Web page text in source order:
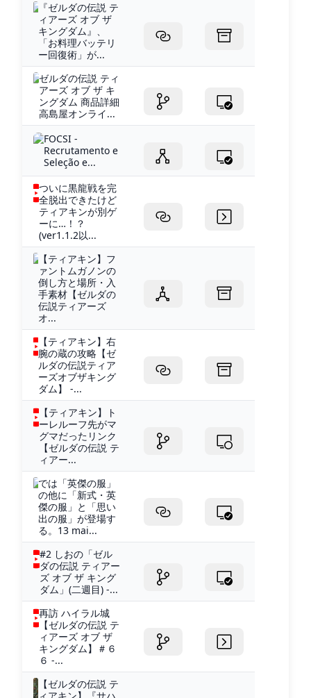
『ゼルダの伝説 テ
ィアーズ オブ ザ
キングダム』、
「お料理バッテリ
ー回復術」が...
ゼルダの伝説 ティ
アーズ オブ ザ キ
ングダム 商品詳細
高島屋オンライ...
FOCSI -
Recrutamento e
Seleção e...
ついに黒龍戦を完
全脱出できたけど
ティアキンが別ゲ
ーに…！？
(ver1.1.2以...
【ティアキン】フ
ァントムガノンの
倒し方と場所・入
手素材【ゼルダの
伝説ティアーズ
オ...
【ティアキン】右
腕の蔵の攻略【ゼ
ルダの伝説ティア
ーズオブザキング
ダム】 -...
【ティアキン】ト
ーレルーフ先がマ
グマだったリンク
【ゼルダの伝説 テ
ィアー...
では「英傑の服」
の他に「新式・英
傑の服」と「思い
出の服」が登場す
る。13 mai...
#2 しおの「ゼル
ダの伝説 ティアー
ズ オブ ザ キング
ダム」(二週目) -...
再訪 ハイラル城
【ゼルダの伝説 テ
ィアーズ オブ ザ
キングダム】＃６
６ -...
【ゼルダの伝説 テ